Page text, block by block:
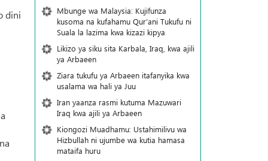
dini
Mbunge wa Malaysia: Kujifunza
kusoma na kufahamu Qur’ani Tukufu ni
Suala la lazima kwa kizazi kipya
Likizo ya siku sita Karbala, Iraq, kwa ajili
ya Arbaeen
Ziara tukufu ya Arbaeen itafanyika kwa
usalama wa hali ya Juu
Iran yaanza rasmi kutuma Mazuwari
Iraq kwa ajili ya Arbaeen
Kiongozi Muadhamu: Ustahimilivu wa
Hizbullah ni ujumbe wa kutia hamasa
mataifa huru